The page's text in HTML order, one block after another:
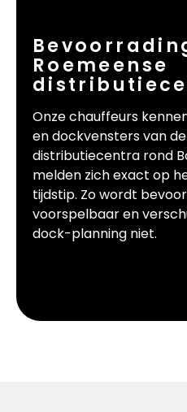
Roemeense
Onze chauffeurs
en dockvensters van
distributiecentra rond
melden zich exact op
tijdstip. Zo wordt
voorspelbaar en
dock-planning niet.